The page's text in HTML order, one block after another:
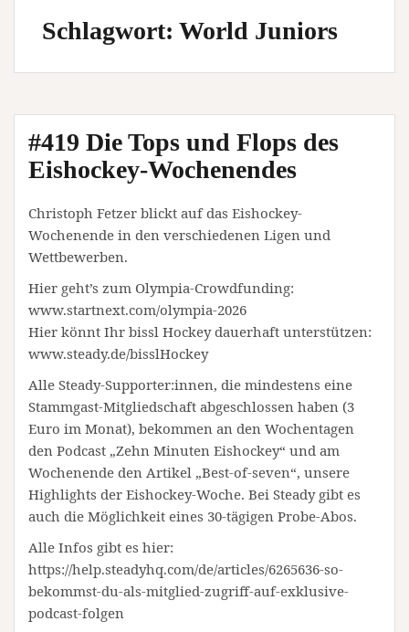
Schlagwort: World Juniors
#419 Die Tops und Flops des
Eishockey-Wochenendes
Christoph Fetzer blickt auf das Eishockey-
Wochenende in den verschiedenen Ligen und
Wettbewerben.
Hier geht’s zum Olympia-Crowdfunding:
www.startnext.com/olympia-2026
Hier könnt Ihr bissl Hockey dauerhaft unterstützen:
www.steady.de/bisslHockey
Alle Steady-Supporter:innen, die mindestens eine
Stammgast-Mitgliedschaft abgeschlossen haben (3
Euro im Monat), bekommen an den Wochentagen
den Podcast „Zehn Minuten Eishockey“ und am
Wochenende den Artikel „Best-of-seven“, unsere
Highlights der Eishockey-Woche. Bei Steady gibt es
auch die Möglichkeit eines 30-tägigen Probe-Abos.
Alle Infos gibt es hier:
https://help.steadyhq.com/de/articles/6265636-so-
bekommst-du-als-mitglied-zugriff-auf-exklusive-
podcast-folgen